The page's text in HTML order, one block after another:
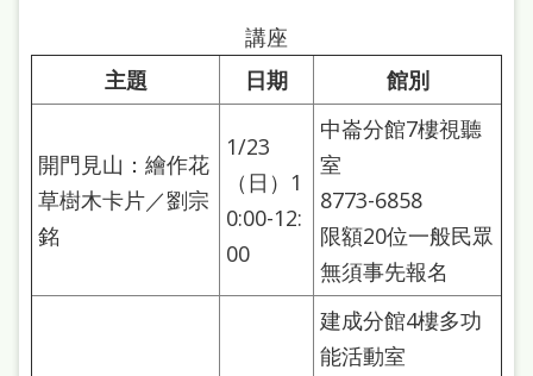
本
語
私
講座
主題
日期 館別
開門見山：繪作花
草樹木卡片／劉宗
銘
1/23
（日）1
0:00-12:
00
中崙分館7樓視聽
室
8773-6858
限額20位一般民眾
無須事先報名
建成分館4樓多功
能活動室